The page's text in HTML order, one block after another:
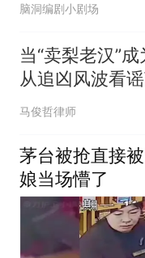
脑洞编剧小剧场
当“卖梨老汉”成
从追凶风波看
法治代价
马俊哲律师
茅台被抢直接
娘当场懵了